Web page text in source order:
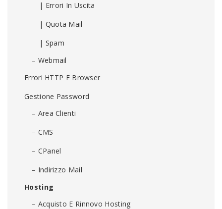
| Errori In Uscita
| Quota Mail
| Spam
– Webmail
Errori HTTP E Browser
Gestione Password
– Area Clienti
– CMS
– CPanel
– Indirizzo Mail
Hosting
– Acquisto E Rinnovo Hosting